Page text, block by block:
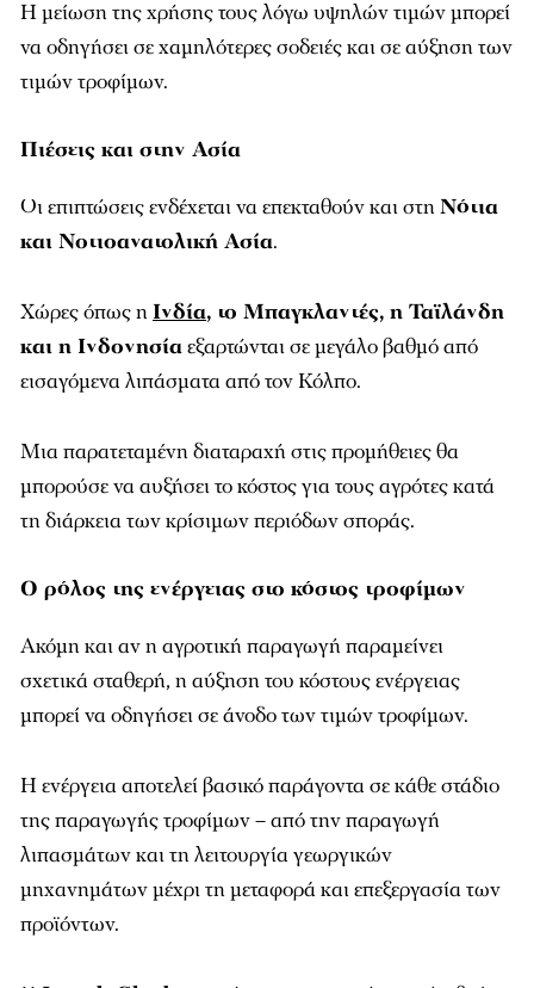
Η μείωση της χρήσης τους λόγω υψηλών τιμών μπορεί
να οδηγήσει σε χαμηλότερες σοδειές και σε αύξηση των
τιμών τροφίμων.
Πιέσεις και στην Ασία
Οι επιπτώσεις ενδέχεται να επεκταθούν και στηΝότια
και Νοτιοανατολική Ασία.
Χώρες όπως η Ινδία, το Μπαγκλαντές, η Ταϊλάνδη
και η Ινδονησίαεξαρτώνται σε μεγάλο βαθμό από
εισαγόμενα λιπάσματα από τον Κόλπο.
Μια παρατεταμένη διαταραχή στις προμήθειες θα
μπορούσε να αυξήσει το κόστος για τους αγρότες κατά
τη διάρκεια των κρίσιμων περιόδων σποράς.
Ο ρόλος της ενέργειας στο κόστος τροφίμων
Ακόμη και αν η αγροτική παραγωγή παραμείνει
σχετικά σταθερή, η αύξηση του κόστους ενέργειας
μπορεί να οδηγήσει σε άνοδο των τιμών τροφίμων.
Η ενέργεια αποτελεί βασικό παράγοντα σε κάθε στάδιο
της παραγωγής τροφίμων – από την παραγωγή
λιπασμάτων και τη λειτουργία γεωργικών
μηχανημάτων μέχρι τη μεταφορά και επεξεργασία των
προϊόντων.